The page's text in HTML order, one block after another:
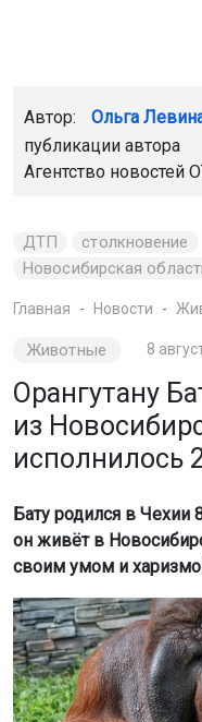
Автор: Ольга
публикации автора
Агентство новостей
ДТП столкновение
Новосибирская
Главная Новости
Животные 8
Орангутану
из
исполнилось
Бату родился в Чехии
он живёт в
своим умом и